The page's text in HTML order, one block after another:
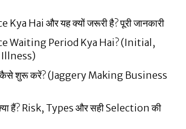
Hai और यह क्यों जरूरी है? पूरी जानकारी
Waiting Period Kya Hai? (Initial,
Illness)
कैसे शुरू करें? (Jaggery Making Business
हैं? Risk, Types और सही Selection की